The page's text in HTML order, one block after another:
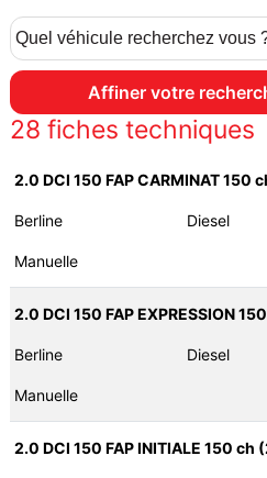
28 fiches techniques
2.0 DCI 150 FAP CARMINAT 150
Berline Diesel
Manuelle
2.0 DCI 150 FAP EXPRESSION
Berline Diesel
Manuelle
2.0 DCI 150 FAP INITIALE 150